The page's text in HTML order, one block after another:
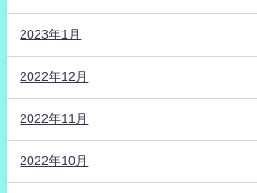
2023年1月
2022年12月
2022年11月
2022年10月